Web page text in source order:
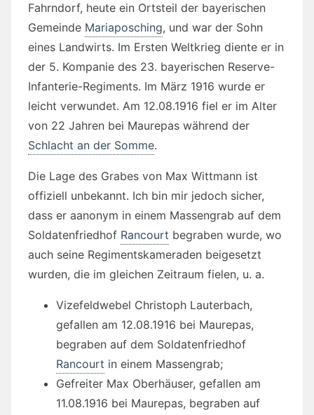
Fahrndorf, heute ein Ortsteil der bayerischen
Gemeinde Mariaposching, und war der Sohn
eines Landwirts. Im Ersten Weltkrieg diente er in
der 5. Kompanie des 23. bayerischen Reserve-
Infanterie-Regiments. Im März 1916 wurde er
leicht verwundet. Am 12.08.1916 fiel er im Alter
von 22 Jahren bei Maurepas während der
Schlacht an der Somme.
Die Lage des Grabes von Max Wittmann ist
offiziell unbekannt. Ich bin mir jedoch sicher,
dass er aanonym in einem Massengrab auf dem
Soldatenfriedhof Rancourt begraben wurde, wo
auch seine Regimentskameraden beigesetzt
wurden, die im gleichen Zeitraum fielen, u. a.
Vizefeldwebel Christoph Lauterbach,
gefallen am 12.08.1916 bei Maurepas,
begraben auf dem Soldatenfriedhof
Rancourt in einem Massengrab;
Gefreiter Max Oberhäuser, gefallen am
11.08.1916 bei Maurepas, begraben auf